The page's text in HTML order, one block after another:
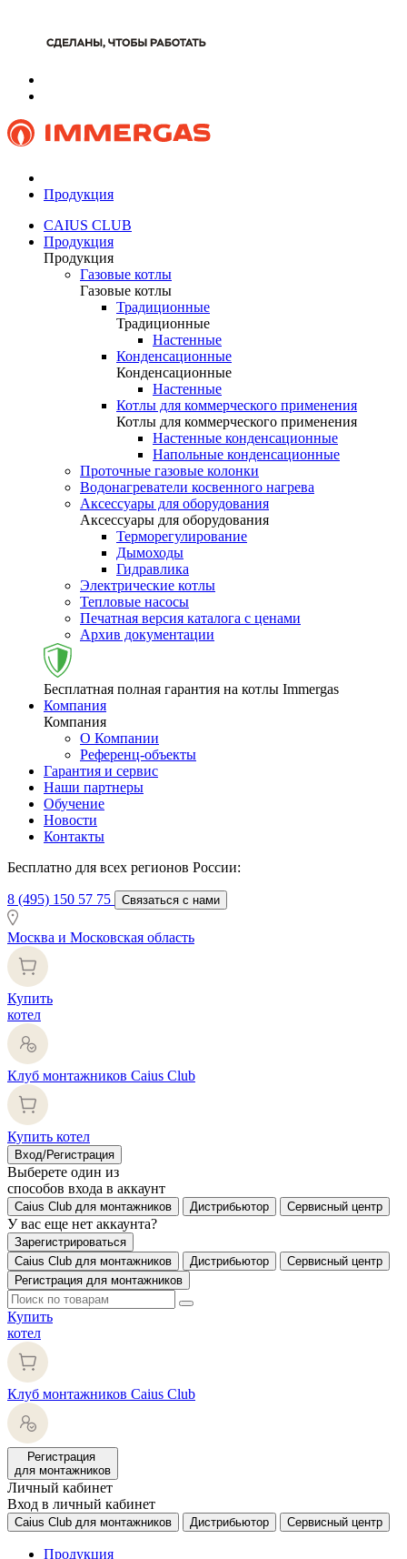
Продукция
CAIUS CLUB
Продукция
Продукция
Газовые котлы
Газовые котлы
Традиционные
Традиционные
Настенные
Конденсационные
Конденсационные
Настенные
Котлы для коммерческого применения
Котлы для коммерческого применения
Настенные конденсационные
Напольные конденсационные
Проточные газовые колонки
Водонагреватели косвенного нагрева
Аксессуары для оборудования
Аксессуары для оборудования
Терморегулирование
Дымоходы
Гидравлика
Электрические котлы
Тепловые насосы
Печатная версия каталога с ценами
Архив документации
Бесплатная полная гарантия на котлы Immergas
Компания
Компания
О Компании
Референц-объекты
Гарантия и сервис
Наши партнеры
Обучение
Новости
Контакты
Бесплатно для всех регионов России:
8 (495) 150 57 75 Связаться с нами
Москва и Московская область
Купить
котел
Клуб монтажников Caius Club
Купить котел
Вход/Регистрация
Выберете один из
способов входа в аккаунт
Caius Club для монтажников Дистрибьютор Сервисный центр
У вас еще нет аккаунта?
Зарегистрироваться
Caius Club для монтажников
Дистрибьютор
Сервисный центр
Регистрация для монтажников
Купить
котел
Клуб монтажников Caius Club
Регистрация
для монтажников
Личный кабинет
Вход в личный кабинет
Caius Club для монтажников Дистрибьютор Сервисный центр
Продукция